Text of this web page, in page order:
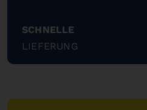
SCHNELLE
LIEFERUNG
"